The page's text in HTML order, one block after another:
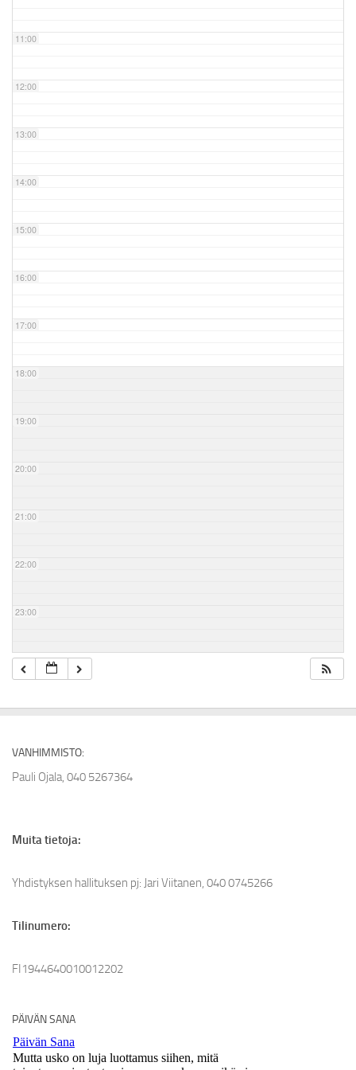
11:00
12:00
13:00
14:00
15:00
16:00
17:00
18:00
19:00
20:00
21:00
22:00
23:00
VANHIMMISTO:
Pauli Ojala, 040 5267364
Muita tietoja:
Yhdistyksen hallituksen pj: Jari Viitanen, 040 0745266
Tilinumero:
FI1944640010012202
PÄIVÄN SANA